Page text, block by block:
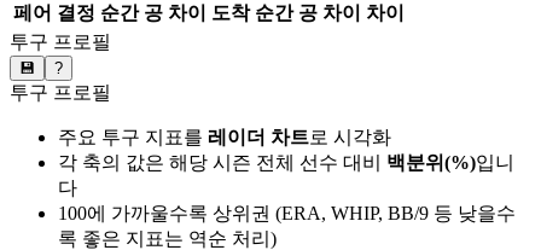
페어 결정 순간 공 차이 도착 순간 공 차이
차이
투구 프로필
💾 ?
투구 프로필
주요 투구 지표를 레이더 차트로 시각화
각 축의 값은 해당 시즌 전체 선수 대비 백분위(%)입니
다
100에 가까울수록 상위권 (ERA, WHIP, BB/9 등 낮을수
록 좋은 지표는 역순 처리)